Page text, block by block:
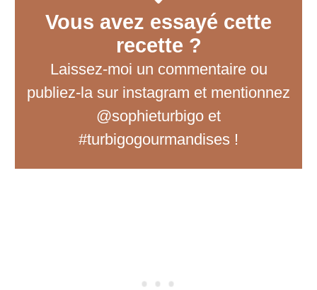
Vous avez essayé cette
recette ?
Laissez-moi un commentaireou
publiez-la sur instagram et mentionnez
@sophieturbigo et
#turbigogourmandises !